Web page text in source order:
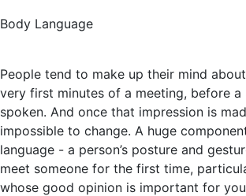
Body Language
People tend to make up their mind
very first minutes of a meeting, before a
spoken. And once that impression is
impossible to change. A huge
language - a person’s posture and
meet someone for the first time,
whose good opinion is important for